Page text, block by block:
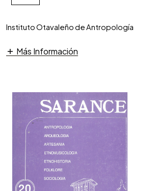
Instituto Otavaleño de Antropología
Más Información